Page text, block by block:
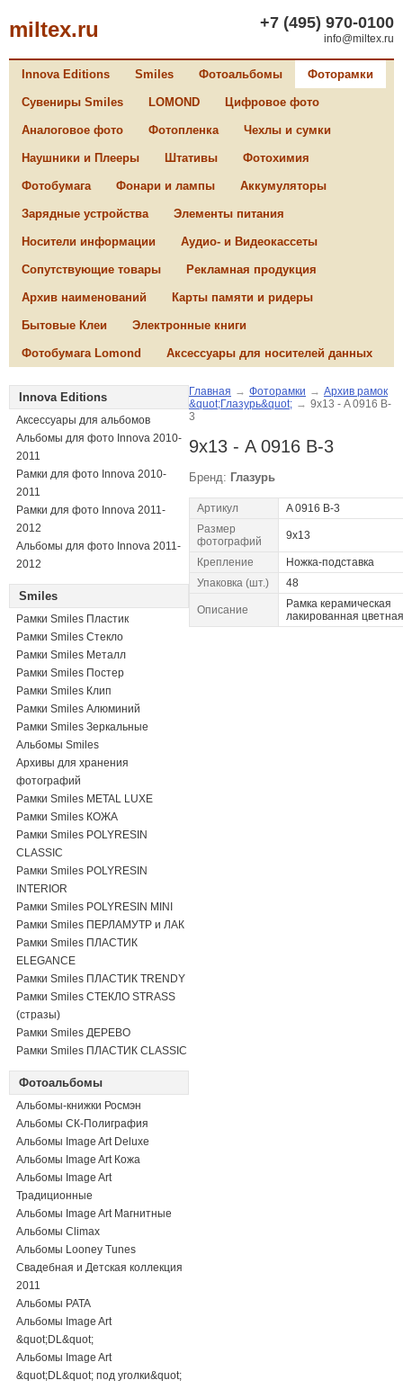
miltex.ru +7 (495) 970-0100
info@miltex.ru
Innova Editions Smiles Фотоальбомы Фоторамки
Сувениры Smiles LOMOND Цифровое фото
Аналоговое фото Фотопленка Чехлы и сумки
Наушники и Плееры Штативы Фотохимия
Фотобумага Фонари и лампы Аккумуляторы
Зарядные устройства Элементы питания
Носители информации Аудио- и Видеокассеты
Сопутствующие товары Рекламная продукция
Архив наименований Карты памяти и ридеры
Бытовые Клеи Электронные книги
Фотобумага Lomond Аксессуары для носителей данных
Innova Editions
Аксессуары для альбомов
Альбомы для фото Innova 2010-
2011
Рамки для фото Innova 2010-
2011
Рамки для фото Innova 2011-
2012
Альбомы для фото Innova 2011-
2012
Smiles
Рамки Smiles Пластик
Рамки Smiles Стекло
Рамки Smiles Металл
Рамки Smiles Постер
Рамки Smiles Клип
Рамки Smiles Алюминий
Рамки Smiles Зеркальные
Альбомы Smiles
Архивы для хранения
фотографий
Рамки Smiles METAL LUXE
Рамки Smiles КОЖА
Рамки Smiles POLYRESIN
CLASSIC
Рамки Smiles POLYRESIN
INTERIOR
Рамки Smiles POLYRESIN MINI
Рамки Smiles ПЕРЛАМУТР и ЛАК
Рамки Smiles ПЛАСТИК
ELEGANCE
Рамки Smiles ПЛАСТИК TRENDY
Рамки Smiles СТЕКЛО STRASS
(стразы)
Рамки Smiles ДЕРЕВО
Рамки Smiles ПЛАСТИК CLASSIC
Фотоальбомы
Альбомы-книжки Росмэн
Альбомы СК-Полиграфия
Альбомы Image Art Deluxe
Альбомы Image Art Кожа
Альбомы Image Art
Традиционные
Альбомы Image Art Магнитные
Альбомы Climax
Альбомы Looney Tunes
Свадебная и Детская коллекция
2011
Альбомы PATA
Альбомы Image Art
&quot;DL&quot;
Альбомы Image Art
&quot;DL&quot; под уголки&quot;
Главная → Фоторамки → Архив рамок
&quot;Глазурь&quot; → 9х13 - A 0916 B-
3
9х13 - A 0916 B-3
Бренд: Глазурь
Артикул
A 0916 B-3
Размер
фотографий
9x13
Крепление
Ножка-подставка
Упаковка (шт.)
48
Описание
Рамка керамическая
лакированная цветная